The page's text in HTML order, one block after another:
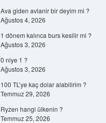
Ava giden avlanir bir deyim mi ?
Ağustos 4, 2026
1 dönem kalınca burs kesilir mi ?
Ağustos 3, 2026
0 niye 1 ?
Ağustos 3, 2026
100 TL’ye kaç dolar alabilirim ?
Temmuz 29, 2026
Ryzen hangi ülkenin ?
Temmuz 25, 2026